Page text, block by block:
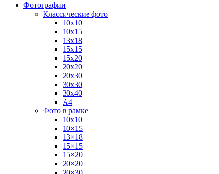
Фотографии
Классические фото
10х10
10х15
13х18
15х15
15х20
20х20
20х30
30х30
30х40
А4
Фото в рамке
10х10
10×15
13×18
15×15
15×20
20×20
20×30